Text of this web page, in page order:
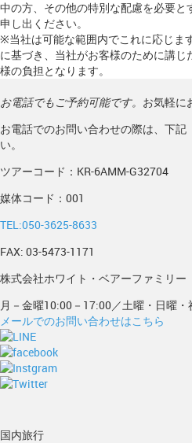
中の方、その他の特別な配慮を必要
申し出ください。
※当社は可能な範囲内でこれに応じま
に基づき、当社がお客様のために講
様の負担となります。
お電話でもご予約可能です。 お気軽に
お電話でのお問い合わせの際は、下記
い。
ツアーコード：KR-6AMM-G32704
媒体コード：001
TEL:050-3625-8633
FAX: 03-5473-1171
株式会社ホワイト・ベアーファミリー
月－金曜10:00－17:00／土曜・日曜・
メールでのお問い合わせはこちら
国内旅行